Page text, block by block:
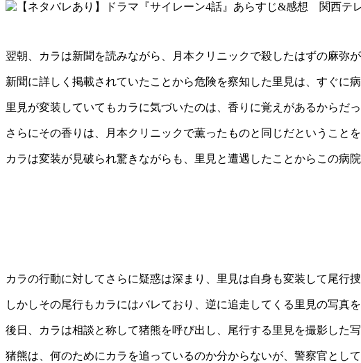
翌朝、カラは新聞を読みながら、月本クリニックで殺したはずの麻弥
新聞に詳しく掲載されていたことから危険を察知した里見は、すぐに
里見が変装していてもカラに気づいたのは、香りに覚えがあるからだっ
さらにその香りは、月本クリニックで薫ったものと同じだということを
カラは変装が見破られ驚きながらも、里見と遭遇したことからこの病
カラの行動に対してさらに疑惑は深まり、里見は自身も変装して尾行捜
しかしその尾行もカラにはバレており、逆に追走してくる里見の写真を
後日、カラは相談と称して猪熊を呼び出し、尾行する里見を撮影した
猪熊は、何のためにカラを追っているのか分からないが、警察官とし